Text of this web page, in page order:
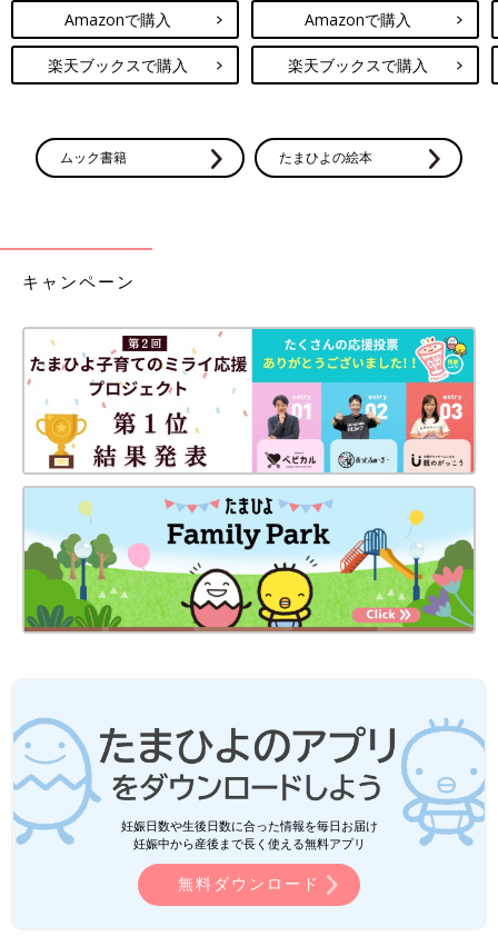
Amazonで購入
楽天ブックスで購入
Amazonで購入
楽天ブックスで購入
ムック書籍 たまひよの絵本
キャンペーン
妊娠日数や生後日数に合った情報を毎日お届け
妊娠中から産後まで長く使える無料アプリ
無料ダウンロード